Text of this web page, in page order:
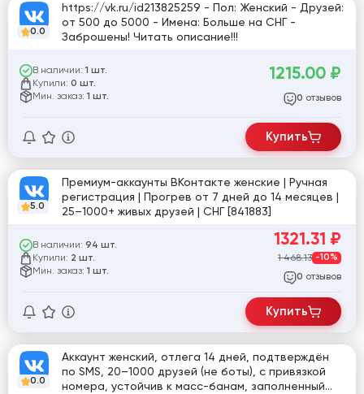
0.0
https://vk.ru/id213825259 - Пол: Женский - Друзей:
от 500 до 5000 - Имена: Больше на СНГ -
Заброшены! Читать описание!!!
В наличии: 1 шт.
Купили: 0 шт.
Мин. заказ: 1 шт.
1215.00 ₽
0 отзывов
Купить
5.0
Премиум-аккаунты ВКонтакте женские | Ручная
регистрация | Прогрев от 7 дней до 14 месяцев |
25–1000+ живых друзей | СНГ [841883]
В наличии: 94 шт.
Купили: 2 шт.
Мин. заказ: 1 шт.
1321.31 ₽
1 468.13 -10%
0 отзывов
Купить
0.0
Аккаунт женский, отлега 14 дней, подтверждён
по SMS, 20–1000 друзей (не боты), с привязкой
номера, устойчив к масс-банам, заполненный